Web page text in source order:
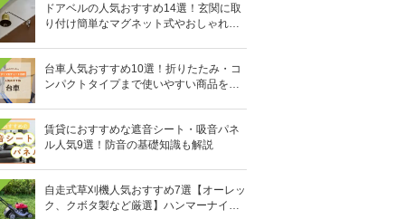
ドアベルの人気おすすめ14選！玄関に取
り付け簡単なマグネット式やおしゃれな
台車人気おすすめ10選！折りたたみ・コ
ンパクトタイプまで使いやすい商品を紹
賃貸におすすめな遮音シート・吸音パネ
ル人気9選！防音の基礎知識も解説
自走式草刈機人気おすすめ7選【オーレッ
ク、クボタ製など厳選】ハンマーナイフ